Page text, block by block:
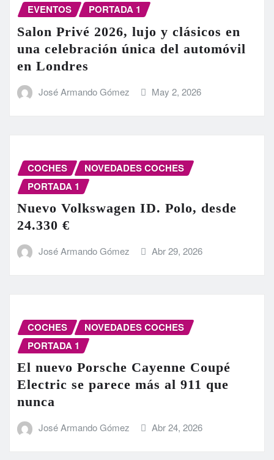
EVENTOS PORTADA 1
Salon Privé 2026, lujo y clásicos en
una celebración única del automóvil
en Londres
José Armando Gómez May 2, 2026
COCHES
NOVEDADES COCHES
PORTADA 1
Nuevo Volkswagen ID. Polo, desde
24.330 €
José Armando Gómez Abr 29, 2026
COCHES
NOVEDADES COCHES
PORTADA 1
El nuevo Porsche Cayenne Coupé
Electric se parece más al 911 que
nunca
José Armando Gómez Abr 24, 2026